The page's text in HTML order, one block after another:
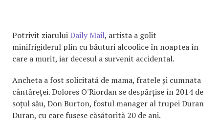
Potrivit ziaruluiDaily Mail, artista a golit
minifrigiderul plin cu băuturi alcoolice în noaptea în
care a murit, iar decesul a survenit accidental.
Ancheta a fost solicitată de mama, fratele și cumnata
cântăreței. Dolores O'Riordan se despărțise în 2014 de
soțul său, Don Burton, fostul manager al trupei Duran
Duran, cu care fusese căsătorită 20 de ani.